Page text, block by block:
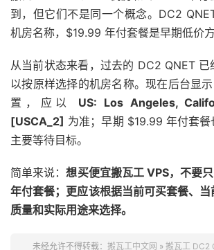
到，但它们不是同一个概念。DC2
机房名称，$19.99 年付套餐是早期低价方
从当前状态来看，过去的 DC2 QNET
以按原样选择的机房名称。现在后台显
置，应以 US: Los Angeles,
[USCA_2] 为准；早期 $19.99 年付套餐
主要等待目标。
简单来说：想买便宜搬瓦工 VPS，不要
年付套餐；更应该根据当前可买套餐、
质量和实际用途来选择。
未经允许不得转载： 搬瓦工中文网 » 搬瓦工 DC2